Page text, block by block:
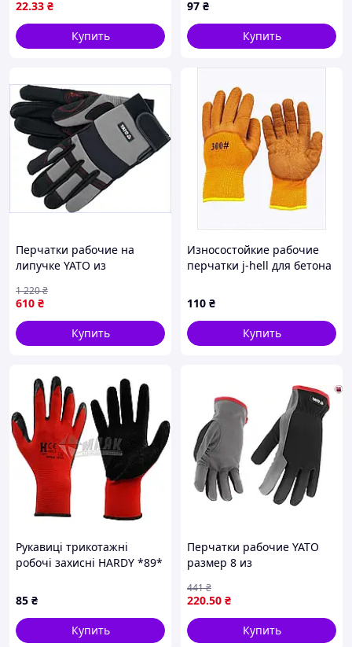
22.33 ₴
Купить
97 ₴
Купить
Перчатки рабочие на
липучке YATO из
строительных работ с
высокой износостойкостью
610 ₴
1 220₴
Купить
Износостойкие рабочие
перчатки j-hell для бетона
110 ₴
Купить
Рукавиці трикотажні
робочі захисні HARDY *89*
85 ₴
Купить
Перчатки рабочие YATO
размер 8 из
нейлона [12/120]
220.50 ₴
441₴
Купить